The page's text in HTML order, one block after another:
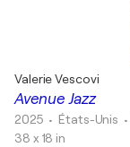
Avenue Jazz
Valerie Vescovi
2025 • États-Unis •
38 x 18 in